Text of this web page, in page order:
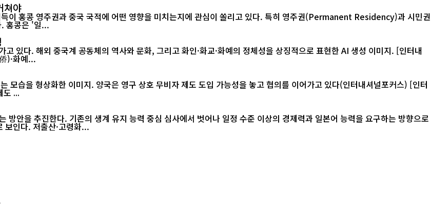
쳐야
이 홍콩 영주권과 중국 국적에 어떤 영향을 미치는지에 관심이 쏠리고 있다. 특히 영주권(Permanent Residency)과 시민권
(Citizenship)은 법적 의미가 달라 이를 혼동해서는 안 된다는 지적이 나온다. 홍콩은 '일...
다. 해외 중국계 공동체의 역사와 문화, 그리고 화인·화교·화예의 정체성을 상징적으로 표현한 AI 생성 이미지. [인터내
)·화예...
습을 형상화한 이미지. 양국은 영구 상호 무비자 제도 도입 가능성을 놓고 협의를 이어가고 있다(인터내셔널포커스) [인터
도 ...
안을 추진한다. 기존의 생계 유지 능력 중심 심사에서 벗어나 일정 수준 이상의 경제력과 일본어 능력을 요구하는 방향으로
보인다. 저출산·고령화...